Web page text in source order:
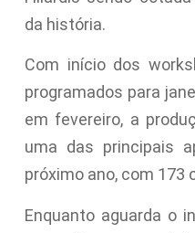
da história.
Com início dos
programados para
em fevereiro, a
uma das principais
próximo ano, com 173
Enquanto aguarda o